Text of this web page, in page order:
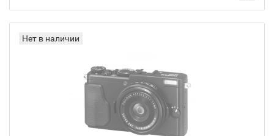
Нет в наличии